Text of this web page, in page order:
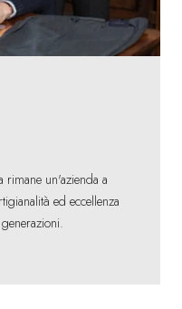
rimane un'azienda a
ed eccellenza